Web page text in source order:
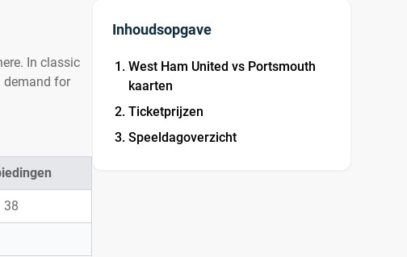
In classic
demand for
38
Inhoudsopgave
West Ham United vs Portsmouth
kaarten
Ticketprijzen
Speeldagoverzicht